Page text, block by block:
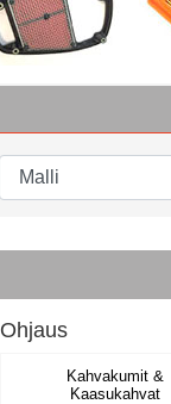
Ohjaus
Kahvakumit &
Kaasukahvat